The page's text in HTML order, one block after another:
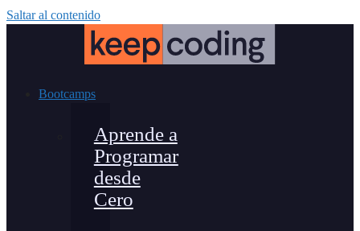
Saltar al contenido
Bootcamps
Aprende a
Programar
desde
Cero